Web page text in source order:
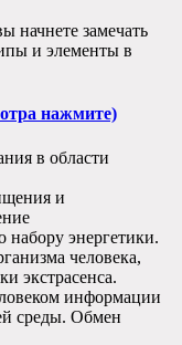
начнете замечать
и элементы в
нажмите)
в области
и
набору энергетики.
человека,
экстрасенса.
информации
среды. Обмен